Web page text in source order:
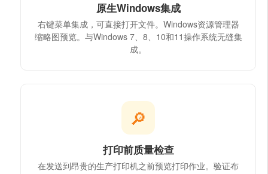
原生Windows集成
右键菜单集成，可直接打开文件。Windows资源管理器
缩略图预览。与Windows 7、8、10和11操作系统无缝集
成。
🔎
打印前质量检查
在发送到昂贵的生产打印机之前预览打印作业。验证布